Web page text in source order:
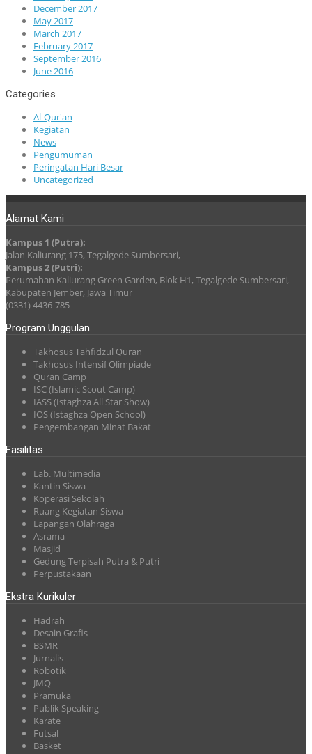
December 2017
May 2017
March 2017
February 2017
September 2016
June 2016
Categories
Al-Qur'an
Kegiatan
News
Pengumuman
Peringatan Hari Besar
Uncategorized
Alamat Kami
Kampus 1 (Putra):
Jalan Kaliurang 175, Tegalgede Sumbersari,
Kampus 2 (Putri):
Perumahan Kaliurang Green Garden, Blok H1, Tegalgede Sumbersari,
Kabupaten Jember, Jawa Timur
(0331) 4436-785
Program Unggulan
Takhosus Tahfidzul Quran
Takhosus Intensif Olimpiade
Quran Camp
ISC (Islamic Scout Camp)
IASS (Istaghza All Star Show)
IOS (Istaghza Open School)
Pengembangan Minat Bakat
Fasilitas
Lab. Multimedia
Kantin Siswa
Koperasi Sekolah
Ruang Kegiatan Siswa
Lapangan Olahraga
Asrama
Masjid
Gedung Terpisah Putra & Putri
Perpustakaan
Ekstra Kurikuler
Hadrah
Desain Grafis
BSMR
Jurnalis
Robotik
JMQ
Pramuka
Publik Speaking
Karate
Futsal
Basket